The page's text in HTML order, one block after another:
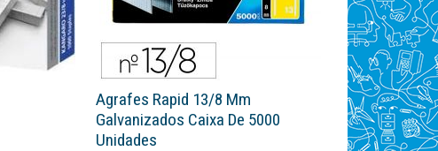
Agrafes Rapid 13/8 Mm
Galvanizados Caixa De 5000
Unidades